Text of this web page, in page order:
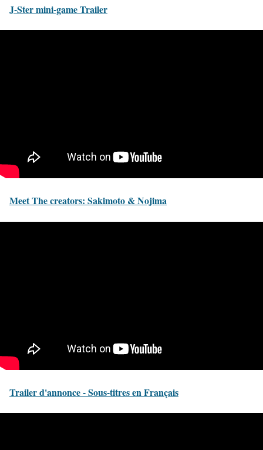
J-Ster mini-game Trailer
Meet The creators: Sakimoto & Nojima
Trailer d'annonce - Sous-titres en Français